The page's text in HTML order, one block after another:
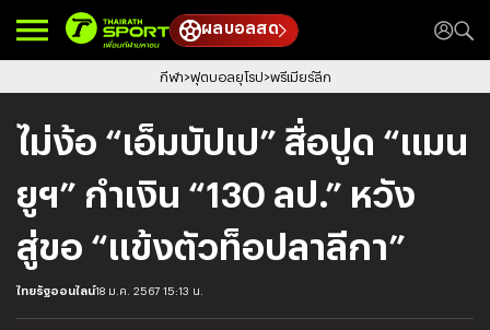
ผลบอลสด
กีฬา ฟุตบอลยุโรป พรีเมียร์ลีก
ไม่ง้อ “เอ็มบัปเป” สื่อปูด “แมน
ยูฯ” กำเงิน “130 ลป.” หวัง
สู่ขอ “แข้งตัวท็อปลาลีกา”
ไทยรัฐออนไลน์18 ม.ค. 2567 15:13 น.